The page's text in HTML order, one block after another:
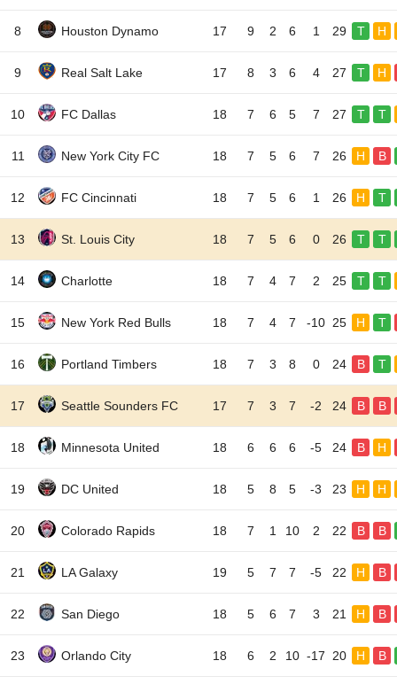
8 Houston Dynamo 17 9 2 6 1 29 T H
9 Real Salt Lake 17 8 3 6 4 27 T H
10 FC Dallas 18 7 6 5 7 27 T T
11 New York City FC 18 7 5 6 7 26 H B
12 FC Cincinnati 18 7 5 6 1 26 H T
13 St. Louis City 18 7 5 6 0 26 T T
14 Charlotte 18 7 4 7 2 25 T T
15 New York Red Bulls 18 7 4 7 -10 25 H T
16 Portland Timbers 18 7 3 8 0 24 B T
17 Seattle Sounders FC 17 7 3 7 -2 24 B B
18 Minnesota United 18 6 6 6 -5 24 B H
19 DC United 18 5 8 5 -3 23 H H
20 Colorado Rapids 18 7 1 10 2 22 B B
21 LA Galaxy 19 5 7 7 -5 22 H B
22 San Diego 18 5 6 7 3 21 H B
23 Orlando City 18 6 2 10 -17 20 H B